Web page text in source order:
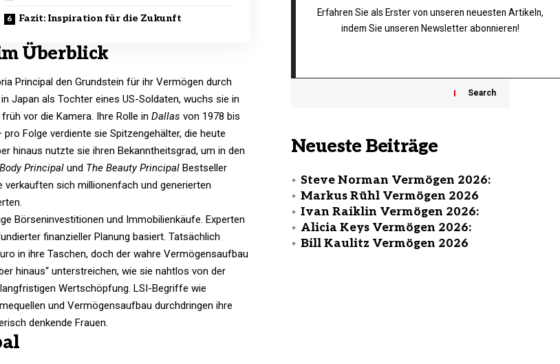
Fazit: Inspiration für die Zukunft
Überblick
Principal den Grundstein für ihr Vermögen durch
Japan als Tochter eines US-Soldaten, wuchs sie in
vor die Kamera. Ihre Rolle in Dallas von 1978 bis
Folge verdiente sie Spitzengehälter, die heute
hinaus nutzte sie ihren Bekanntheitsgrad, um in den
Principal und The Beauty Principal Bestseller
verkauften sich millionenfach und generierten
Börseninvestitionen und Immobilienkäufe. Experten
finanzieller Planung basiert. Tatsächlich
in ihre Taschen, doch der wahre Vermögensaufbau
hinaus“ unterstreichen, wie sie nahtlos von der
Wertschöpfung. LSI-Begriffe wie
und Vermögensaufbau durchdringen ihre
denkende Frauen.
Erfahren Sie als Erster von unseren neuesten Artikeln,
indem Sie unseren Newsletter abonnieren!
Search
Neueste Beiträge
Steve Norman Vermögen 2026:
Markus Rühl Vermögen 2026
Ivan Raiklin Vermögen 2026:
Alicia Keys Vermögen 2026:
Bill Kaulitz Vermögen 2026